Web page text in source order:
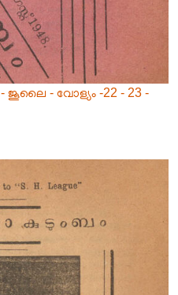
ജൂലൈ - വോള്യം -22 - 23 -